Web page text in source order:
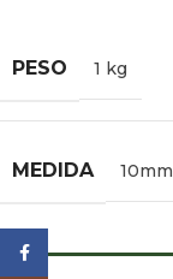
PESO 1 kg
MEDIDA 10mm
Facebook